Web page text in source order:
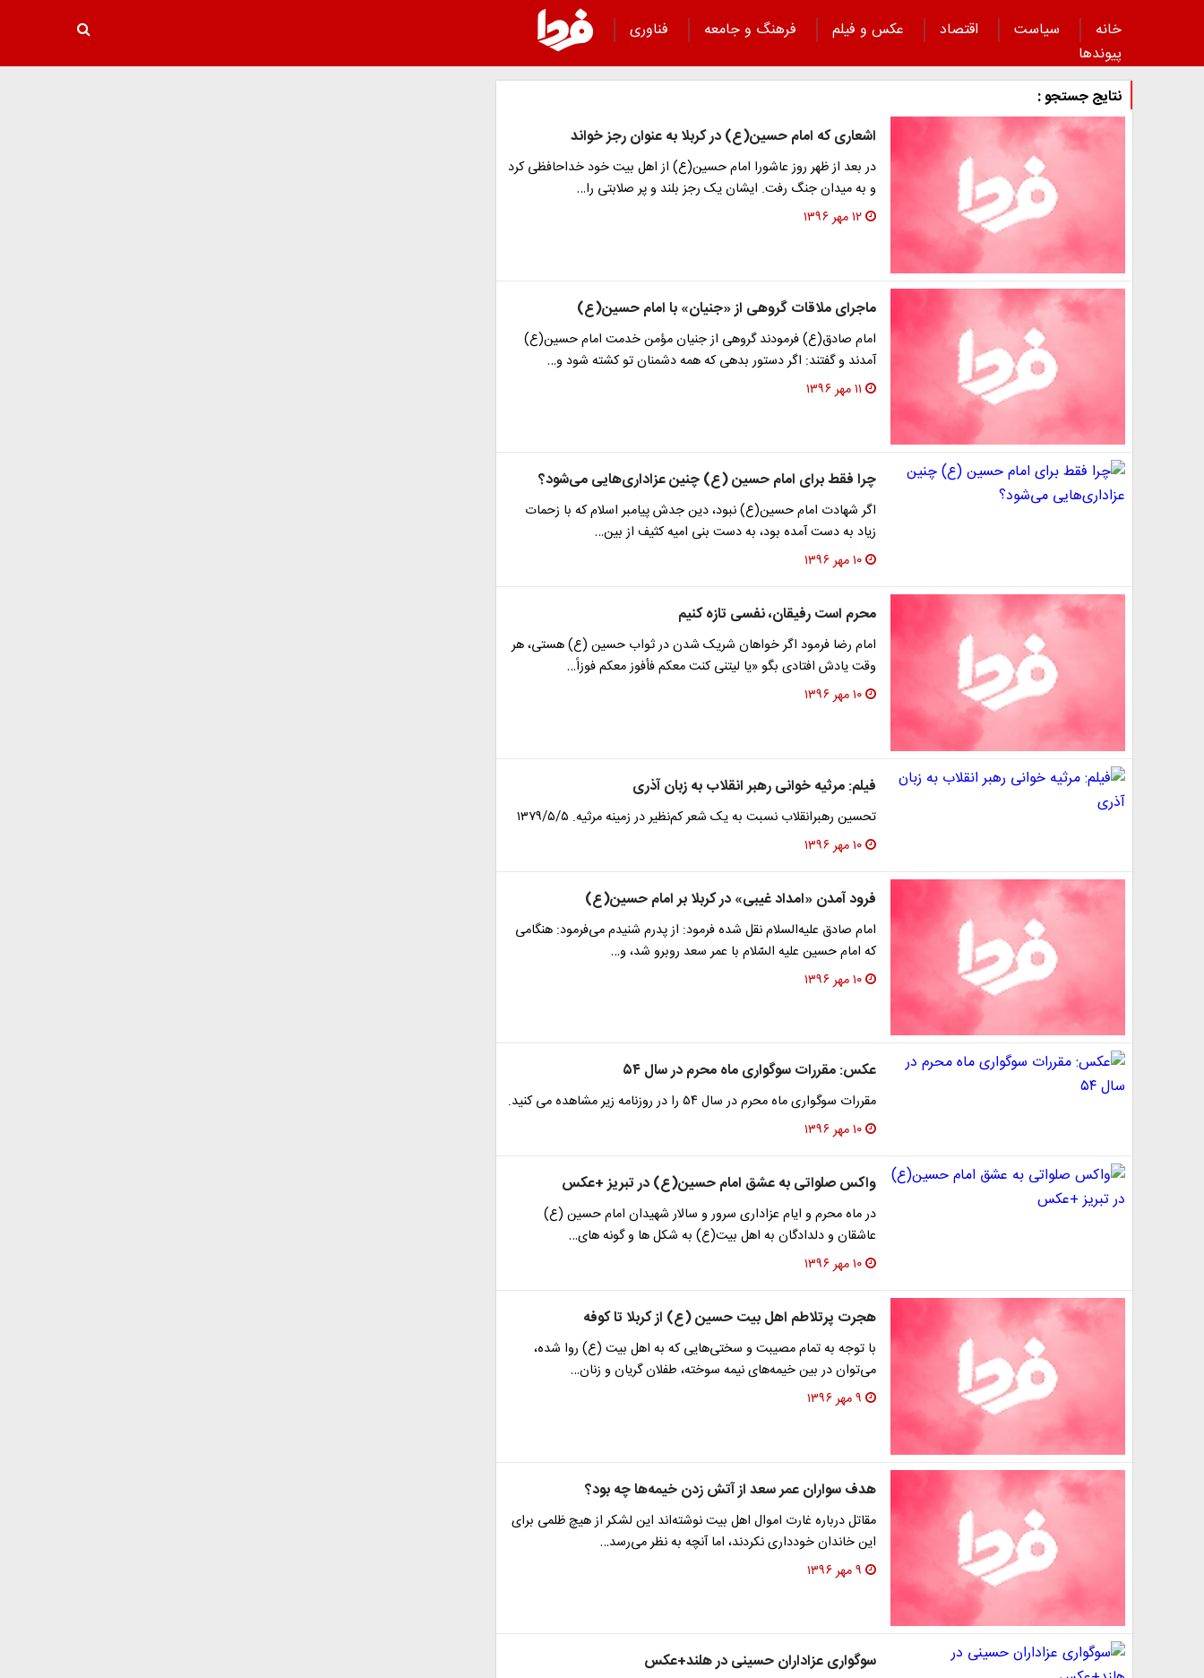
خانه سیاست اقتصاد عکس و فیلم فرهنگ و جامعه
فناوری
پیوند‌ها
نتایج جستجو :
اشعاری که امام حسین(ع) در کربلا به عنوان رجز خواند
در بعد از ظهر روز عاشورا امام حسین(ع) از اهل بیت خود خداحافظی کرد
و به میدان جنگ رفت. ایشان یک رجز بلند و پر صلابتی را…
۱۲ مهر ۱۳۹۶
ماجرای ملاقات گروهی از «جنیان» با امام حسین(ع)
امام صادق(ع) فرمودند گروهی از جنیان مؤمن خدمت امام حسین(ع)
آمدند و گفتند: اگر دستور بدهى که همه دشمنان تو کشته شود و…
۱۱ مهر ۱۳۹۶
چرا فقط برای امام حسین (ع) چنین عزاداری‌هایی می‌شود؟
اگر شهادت امام حسین(ع) نبود، دین جدش پیامبر اسلام که با زحمات
زیاد به دست آمده بود، به دست بنی امیه کثیف از بین…
۱۰ مهر ۱۳۹۶
محرم است رفیقان، نفسی تازه کنیم
امام رضا فرمود اگر خواهان شریک شدن در ثواب حسین (ع) هستی، هر
وقت یادش افتادی بگو «یا لیتنی کنت معکم فأفوز معکم فوزاً…
۱۰ مهر ۱۳۹۶
فیلم: مرثیه خوانی رهبر انقلاب به زبان آذری
تحسین رهبرانقلاب نسبت به یک شعر کم‌نظیر در زمینه مرثیه. ۱۳۷۹/۵/۵
۱۰ مهر ۱۳۹۶
فرود آمدن «امداد غیبی» در کربلا بر امام حسین(ع)
امام صادق علیه‌السلام نقل شده فرمود: از پدرم شنیدم مى‌‏فرمود: هنگامى
که امام حسین علیه السّلام با عمر سعد روبرو شد، و…
۱۰ مهر ۱۳۹۶
عکس: مقررات سوگواری ماه محرم در سال ۵۴
مقررات سوگواری ماه محرم در سال ۵۴ را در روزنامه زیر مشاهده می کنید.
۱۰ مهر ۱۳۹۶
واکس صلواتی به عشق امام حسین(ع) در تبریز +عکس
در ماه محرم و ایام عزاداری سرور و سالار شهیدان امام حسین (ع)
عاشقان و دلدادگان به اهل بیت(ع) به شکل ها و گونه های…
۱۰ مهر ۱۳۹۶
هجرت پرتلاطم اهل بیت حسین (ع) از کربلا تا کوفه
با توجه به تمام مصیبت و سختی‌هایی که به اهل بیت (ع) روا شده،
می‌توان در بین خیمه‌های نیمه سوخته، طفلان گریان و زنان…
۹ مهر ۱۳۹۶
هدف سواران عمر سعد از آتش زدن خیمه‌ها چه بود؟
مقاتل درباره غارت اموال اهل بیت نوشته‌اند این لشکر از هیچ ظلمی برای
این خاندان خودداری نکردند، اما آنچه به نظر می‌رسد…
۹ مهر ۱۳۹۶
سوگواری عزاداران حسینی در هلند+عکس